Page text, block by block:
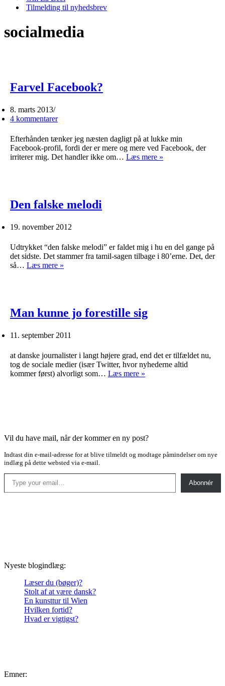
Tilmelding til nyhedsbrev
socialmedia
Farvel Facebook?
8. marts 2013
4 kommentarer
Efterhånden tænker jeg næsten dagligt på at lukke min
Facebook-profil, fordi der er mere og mere ved Facebook, der
irriterer mig. Det handler ikke om… Læs mere »
Den falske melodi
19. november 2012
Udtrykket “den falske melodi” er faldet mig i hu en del gange på
det sidste. Det stammer fra tamil-sagen tilbage i 80’erne. Det, der
så… Læs mere »
Man kunne jo forestille sig
11. september 2011
at danske journalister i langt højere grad, end det er tilfældet nu,
tog de sociale medier (især Twitter, hvor nyhederne altid
kommer først) alvorligt som… Læs mere »
Vil du have mail, når der kommer en ny post?
Indtast din e-mail-adresse for at blive tilmeldt og modtage påmindelser om nye
indlæg på dette websted via e-mail.
Type your email…
Abonnér
Nyeste blogindlæg:
Læser du (bøger)?
Stolt af at være dansk?
En kunsttur til Wien
Hvilken fortid?
Hvad er vigtigst?
Emner: